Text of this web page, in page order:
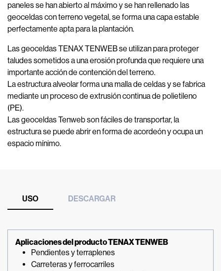
paneles se han abierto al máximo y se han rellenado las
geoceldas con terreno vegetal, se forma una capa estable
perfectamente apta para la plantación.
Las geoceldas TENAX TENWEB se utilizan para proteger
taludes sometidos a una erosión profunda que requiere una
importante acción de contención del terreno.
La estructura alveolar forma una malla de celdas y se fabrica
mediante un proceso de extrusión continua de polietileno
(PE).
Las geoceldas Tenweb son fáciles de transportar, la
estructura se puede abrir en forma de acordeón y ocupa un
espacio mínimo.
USO DESCARGAR
Aplicaciones del producto TENAX TENWEB
Pendientes y terraplenes
Carreteras y ferrocarriles